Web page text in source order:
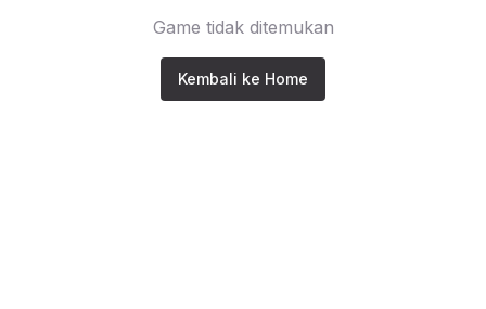
Game tidak ditemukan
Kembali ke Home